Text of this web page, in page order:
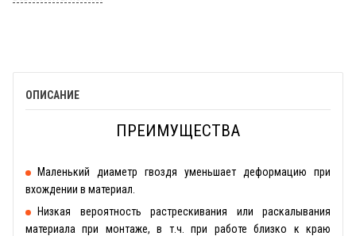
ОПИСАНИЕ
ПРЕИМУЩЕСТВА
Маленький диаметр гвоздя уменьшает деформацию при
вхождении в материал.
Низкая вероятность растрескивания или раскалывания
материала при монтаже, в т.ч. при работе близко к краю